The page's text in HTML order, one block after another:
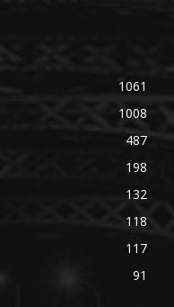
1061
1008
487
198
132
118
117
91